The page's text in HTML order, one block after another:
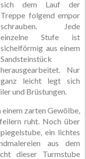
sich dem Lauf der
Treppe folgend empor
schrauben. Jede
einzelne Stufe ist
sichelförmig aus einem
Sandsteinstück
herausgearbeitet. Nur
ganz leicht legt sich
und Brüstungen.
zarten Gewölbe,
ruht. Noch über
ein lichtes
aus dem
dieser Turmstube